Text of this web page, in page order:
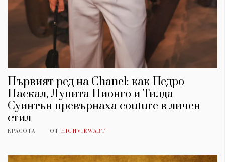
Първият ред на Chanel: как Педро
Паскал, Лупита Нионго и Тилда
Суинтън превърнаха couture в личен
стил
КРАСОТА ОТ HIGHVIEWART